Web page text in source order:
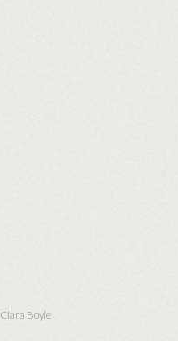
Clara Boyle